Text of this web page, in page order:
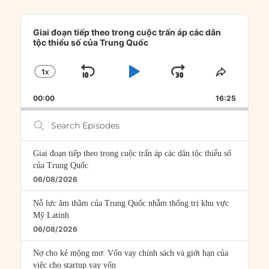
Audio
Player
Giai đoạn tiếp theo trong cuộc trấn áp các dân
tộc thiểu số của Trung Quốc
CHANGE
RATE
1X
SKIP
PLAYJUMP
FORWARD
SHARE
00:00 16:25
Search
Episodes
Giai đoạn tiếp theo trong cuộc trấn áp các dân tộc thiểu số
của Trung Quốc
06/08/2026
Nỗ lực âm thầm của Trung Quốc nhằm thống trị khu vực
Mỹ Latinh
06/08/2026
Nợ cho kẻ mộng mơ: Vốn vay chính sách và giới hạn của
việc cho startup vay vốn